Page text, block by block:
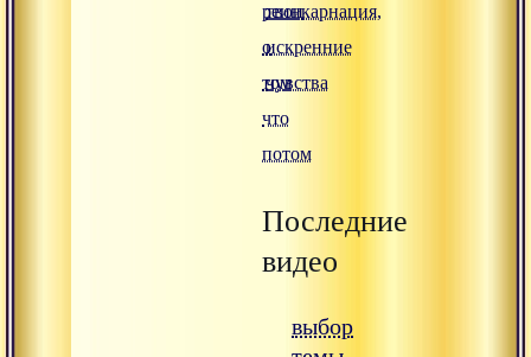
реинкарнация,
о
том
что
потом
твои
искренние
чувства
Последние
видео
выбор